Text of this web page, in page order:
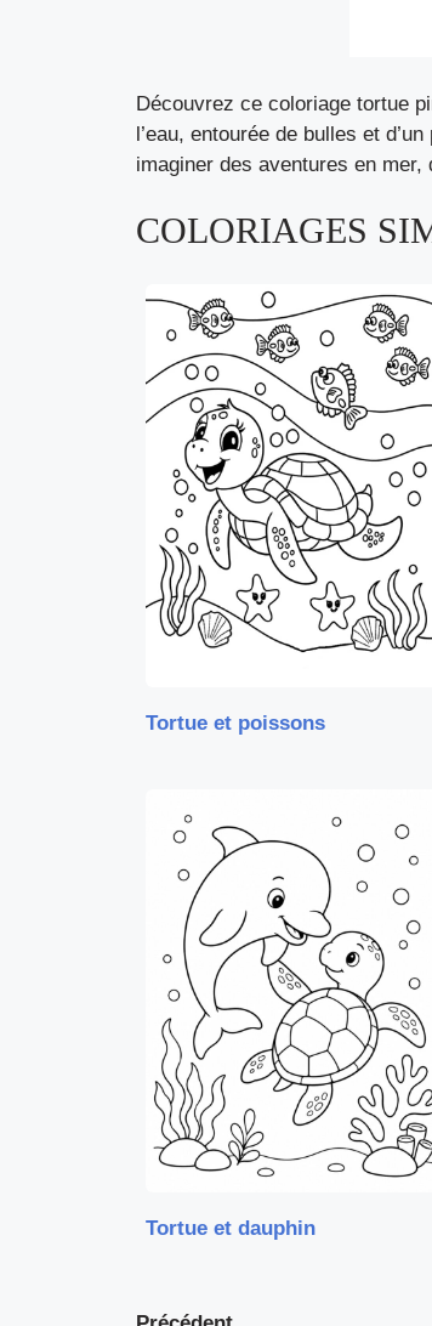
Découvrez ce coloriage tortue
l’eau, entourée de bulles et
imaginer des aventures en
COLORIAGES
Tortue et poissons
Tortue et dauphin